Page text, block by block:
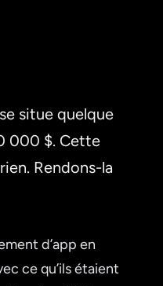
situe quelque
000 $. Cette
Rendons-la
d’app en
ce qu’ils étaient